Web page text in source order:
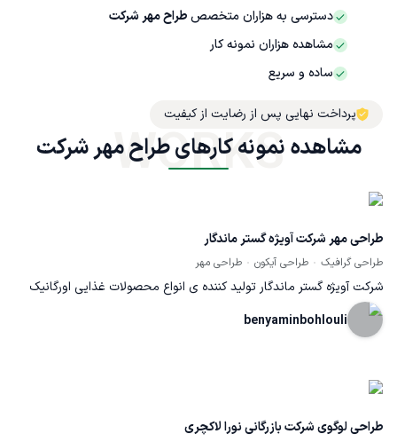
دسترسی به هزاران متخصصطراح مهر شرکت
مشاهده هزاران نمونه کار
ساده و سریع
پرداخت نهایی پس از رضایت از کیفیت
مشاهده نمونه کارهای طراح مهر شرکت
WORKS
طراحی مهر شرکت آویژه گستر ماندگار
طراحی گرافیک طراحی آیکون طراحی مهر
شرکت آویژه گستر ماندگار تولید کننده ی انواع محصولات غذایی اورگانیک
است. وقتی از من برای طراحی مهر درخواست شد بنا به زمینه ی کاری شان
برسد.
benyaminbohlouli
طراحی لوگوی شرکت بازرگانی نورا لاکچری